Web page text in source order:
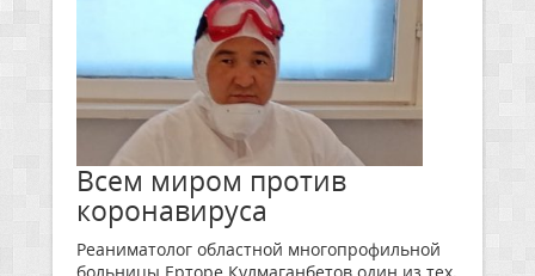
Всем миром против
коронавируса
Реаниматолог областной многопрофильной